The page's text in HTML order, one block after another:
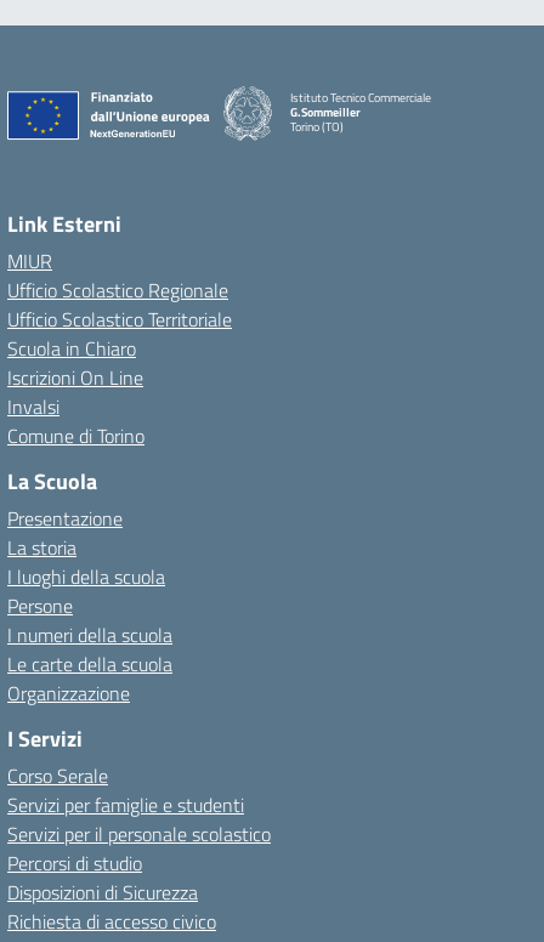
Istituto Tecnico Commerciale
G.Sommeiller
Torino (TO)
Link Esterni
MIUR
Ufficio Scolastico Regionale
Ufficio Scolastico Territoriale
Scuola in Chiaro
Iscrizioni On Line
Invalsi
Comune di Torino
La Scuola
Presentazione
La storia
I luoghi della scuola
Persone
I numeri della scuola
Le carte della scuola
Organizzazione
I Servizi
Corso Serale
Servizi per famiglie e studenti
Servizi per il personale scolastico
Percorsi di studio
Disposizioni di Sicurezza
Richiesta di accesso civico